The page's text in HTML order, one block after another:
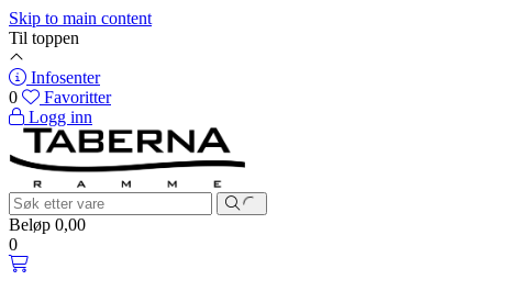
Skip to main content
Til toppen
Infosenter
0
Favoritter
Logg inn
Beløp 0,00
0